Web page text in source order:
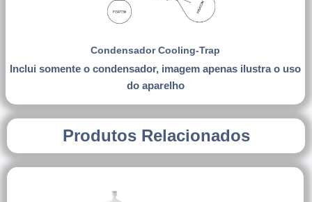
Condensador Cooling-Trap
Inclui somente o condensador, imagem apenas ilustra o uso
do aparelho
Produtos Relacionados